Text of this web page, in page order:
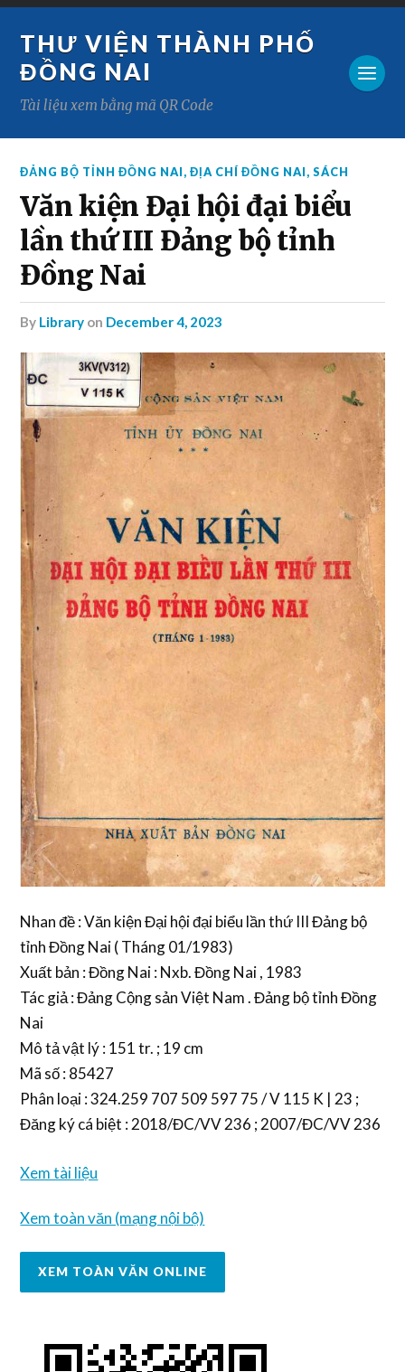
THƯ VIỆN THÀNH PHỐ
ĐỒNG NAI
Tài liệu xem bằng mã QR Code
ĐẢNG BỘ TỈNH ĐỒNG NAI,ĐỊA CHÍ ĐỒNG NAI,SÁCH
Văn kiện Đại hội đại biểu
lần thứ III Đảng bộ tỉnh
Đồng Nai
by Library on December 4, 2023
Nhan đề : Văn kiện Đại hội đại biểu lần thứ III Đảng bộ
tỉnh Đồng Nai ( Tháng 01/1983)
Xuất bản : Đồng Nai : Nxb. Đồng Nai , 1983
Tác giả : Đảng Cộng sản Việt Nam . Đảng bộ tỉnh Đồng
Nai
Mô tả vật lý : 151 tr. ; 19 cm
Mã số : 85427
Phân loại : 324.259 707 509 597 75 / V 115 K | 23 ;
Đăng ký cá biệt : 2018/ĐC/VV 236 ; 2007/ĐC/VV 236
Xem tài liệu
Xem toàn văn (mạng nội bộ)
XEM TOÀN VĂN ONLINE